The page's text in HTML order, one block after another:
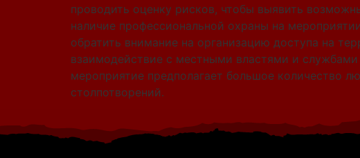
проводить оценку рисков, чтобы выявить
наличие профессиональной охраны на
обратить внимание на организацию доступа на
взаимодействие с местными властями и
мероприятие предполагает большое количество
столпотворений.